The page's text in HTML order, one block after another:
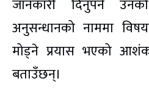
जानकारी दिनुपर्ने
अनुसन्धानको नाममा
मोड्ने प्रयास भएको
बताउँछन्।